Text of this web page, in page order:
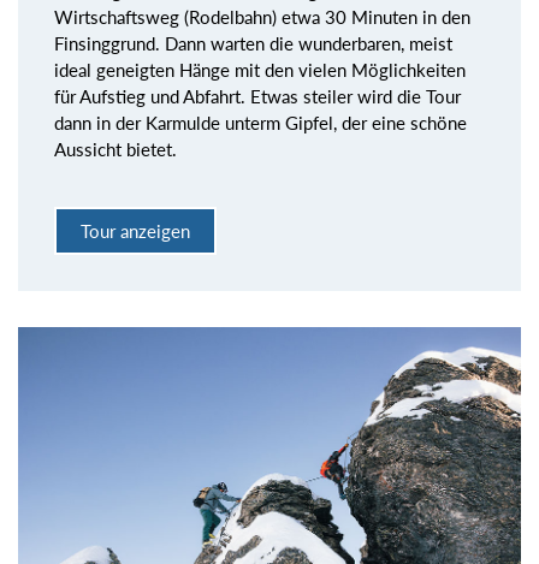
Wirtschaftsweg (Rodelbahn) etwa 30 Minuten in den
Finsinggrund. Dann warten die wunderbaren, meist
ideal geneigten Hänge mit den vielen Möglichkeiten
für Aufstieg und Abfahrt. Etwas steiler wird die Tour
dann in der Karmulde unterm Gipfel, der eine schöne
Aussicht bietet.
Tour anzeigen